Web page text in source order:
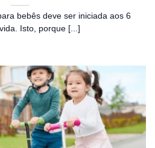
bebês deve ser iniciada aos 6
Isto, porque [...]